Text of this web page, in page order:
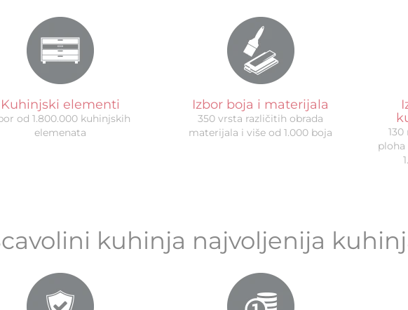
Kuhinjski elementi
od 1.800.000 kuhinjskih
elemenata
Izbor boja i materijala
350 vrsta različitih obrada
materijala i više od 1.000 boja
kuhinja najvoljenija